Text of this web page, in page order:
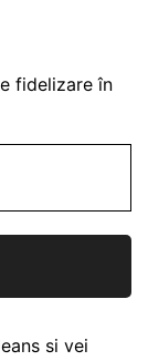
fidelizare în
si vei